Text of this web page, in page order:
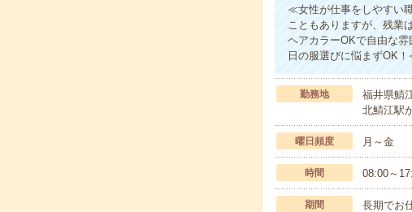
≪女性が仕事をしやすい
こともありますが、残
ヘアカラーOKで自由な
日の服選びに悩まずOK
勤務地
福井県鯖
北鯖江駅
曜日頻度 月～金
時間 08:00～
期間 長期でお